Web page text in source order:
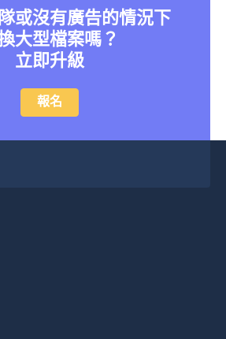
或沒有廣告的情況下
大型檔案嗎？
立即升級
報名